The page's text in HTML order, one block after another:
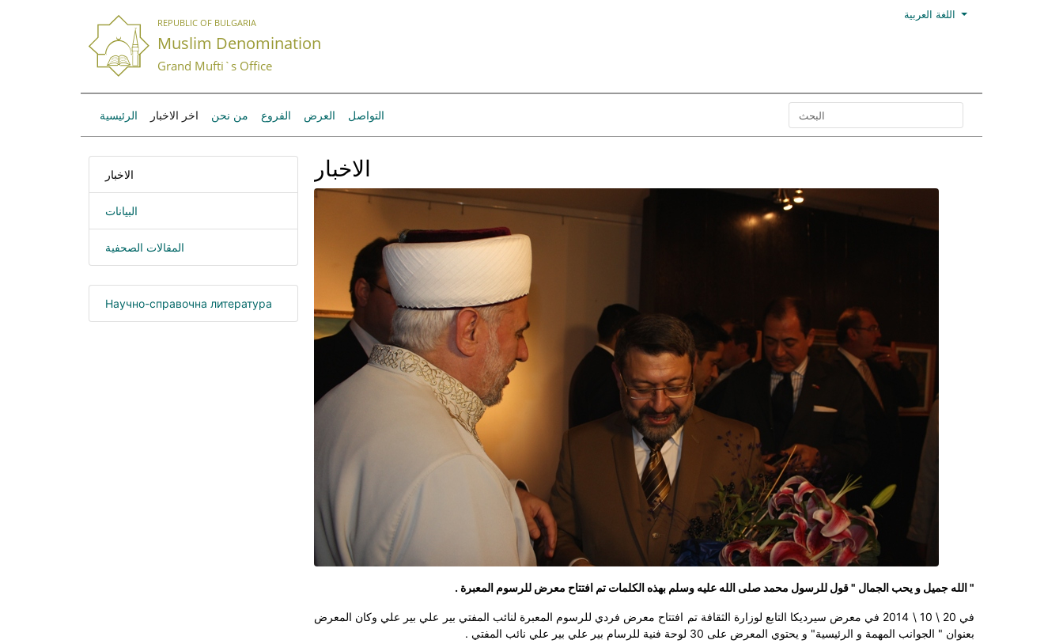
REPUBLIC OF BULGARIA
Muslim Denomination
Grand Mufti`s Office
اللغة العربية
الرئيسية اخر الاخبار من نحن الفروع العرض التواصل
الاخبار
البيانات
المقالات الصحفية
Научно-справочна литература
الاخبار
" الله جميل و يحب الجمال " قول للرسول محمد صلى الله عليه وسلم بهذه الكلمات تم افتتاح معرض للرسوم المعبرة .
في 20 \ 10 \ 2014 في معرض سيرديكا التابع لوزارة الثقافة تم افتتاح معرض فردي للرسوم المعبرة لنائب المفتي بير علي بير علي وكان المعرض
بعنوان " الجوانب المهمة و الرئيسية" و يحتوي المعرض على 30 لوحة فنية للرسام بير علي بير علي نائب المفتي .